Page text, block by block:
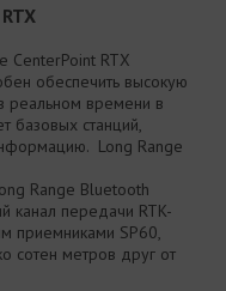
CenterPoint RTX
обеспечить высокую
реальном времени в
базовых станций,
Long Range
Range Bluetooth
канал передачи RTK-
приемниками SP60,
сотен метров друг от